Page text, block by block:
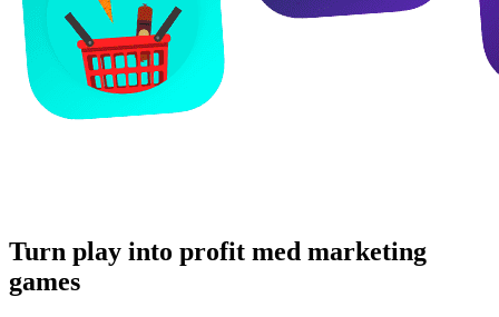
Turn play into profit med marketing
games